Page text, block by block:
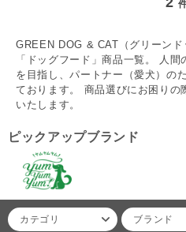
GREEN DOG & CAT（グリーン
「ドッグフード」商品一覧。 人
を目指し、パートナー（愛犬）の
ております。 商品選びにお困りの
いたします。
ピックアップブランド
カテゴリ ブランド